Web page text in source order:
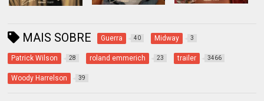
MAIS SOBRE Guerra 40 Midway 3
Patrick Wilson 28 roland emmerich 23 trailer 3466
Woody Harrelson 39